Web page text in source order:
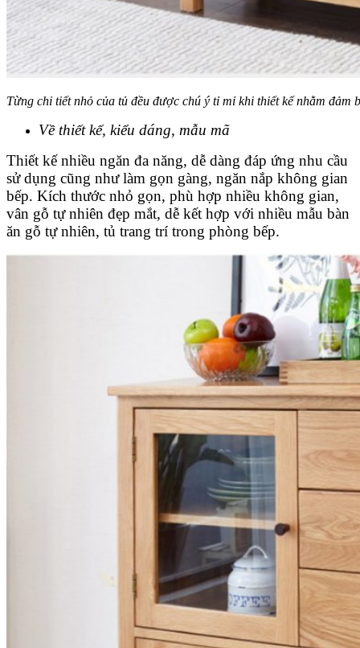
Từng chi tiết nhỏ của tủ đều được chú ý tỉ mỉ khi thiết kế nhằm đảm
Về thiết kế, kiểu dáng, mẫu mã
Thiết kế nhiều ngăn đa năng, dễ dàng đáp ứng nhu cầu
sử dụng cũng như làm gọn gàng, ngăn nắp không gian
bếp. Kích thước nhỏ gọn, phù hợp nhiều không gian,
vân gỗ tự nhiên đẹp mắt, dễ kết hợp với nhiều mẫu bàn
ăn gỗ tự nhiên, tủ trang trí trong phòng bếp.